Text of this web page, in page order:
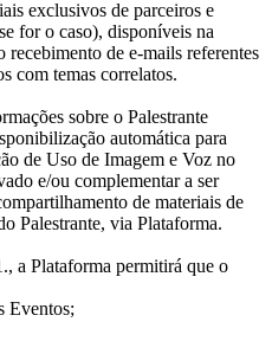
exclusivos de parceiros e
for o caso), disponíveis na
de e-mails referentes
com temas correlatos.
sobre o Palestrante
automática para
de Uso de Imagem e Voz no
e/ou complementar a ser
de materiais de
Palestrante, via Plataforma.
a Plataforma permitirá que o
Eventos;